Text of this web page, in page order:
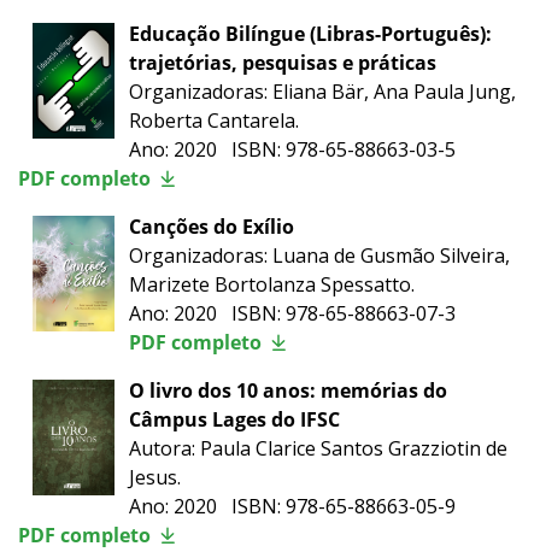
Educação Bilíngue (Libras-Português):
trajetórias, pesquisas e práticas
Organizadoras: Eliana Bär, Ana Paula Jung,
Roberta Cantarela.
Ano: 2020 ISBN: 978-65-88663-03-5
PDF completo
Canções do Exílio
Organizadoras: Luana de Gusmão Silveira,
Marizete Bortolanza Spessatto.
Ano: 2020 ISBN: 978-65-88663-07-3
PDF completo
O livro dos 10 anos: memórias do
Câmpus Lages do IFSC
Autora: Paula Clarice Santos Grazziotin de
Jesus.
Ano: 2020 ISBN: 978-65-88663-05-9
PDF completo